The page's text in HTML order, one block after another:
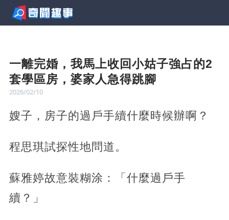
一離完婚，我馬上收回小姑子強占的2
套學區房，婆家人急得跳腳
2026/02/10
嫂子，房子的過戶手續什麼時候辦啊？
程思琪試探性地問道。
蘇雅婷故意裝糊涂：「什麼過戶手
續？」